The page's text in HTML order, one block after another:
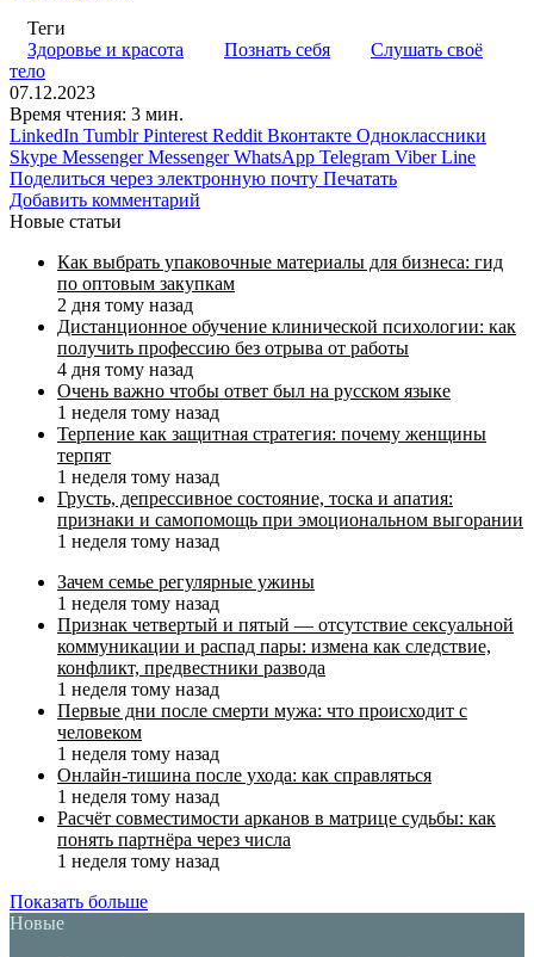
Теги
Здоровье и красота
Познать себя
Слушать своё
тело
07.12.2023
Время чтения: 3 мин.
LinkedIn Tumblr Pinterest Reddit Вконтакте Одноклассники
Skype Messenger Messenger WhatsApp Telegram Viber Line
Поделиться через электронную почту Печатать
Добавить комментарий
Новые статьи
Как выбрать упаковочные материалы для бизнеса: гид
по оптовым закупкам
2 дня тому назад
Дистанционное обучение клинической психологии: как
получить профессию без отрыва от работы
4 дня тому назад
Очень важно чтобы ответ был на русском языке
1 неделя тому назад
Терпение как защитная стратегия: почему женщины
терпят
1 неделя тому назад
Грусть, депрессивное состояние, тоска и апатия:
признаки и самопомощь при эмоциональном выгорании
1 неделя тому назад
Зачем семье регулярные ужины
1 неделя тому назад
Признак четвертый и пятый — отсутствие сексуальной
коммуникации и распад пары: измена как следствие,
конфликт, предвестники развода
1 неделя тому назад
Первые дни после смерти мужа: что происходит с
человеком
1 неделя тому назад
Онлайн-тишина после ухода: как справляться
1 неделя тому назад
Расчёт совместимости арканов в матрице судьбы: как
понять партнёра через числа
1 неделя тому назад
Показать больше
Новые